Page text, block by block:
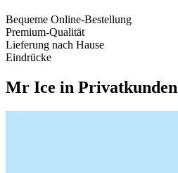
Bequeme Online-Bestellung
Premium-Qualität
Lieferung nach Hause
Eindrücke
Mr Ice in Privatkunden